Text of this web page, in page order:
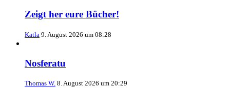
Zeigt her eure Bücher!
Katla 9. August 2026 um 08:28
Nosferatu
Thomas W. 8. August 2026 um 20:29